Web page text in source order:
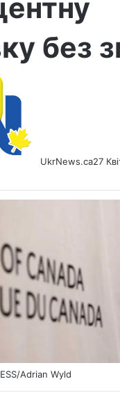
без
UkrNews.ca27
Adrian Wyld